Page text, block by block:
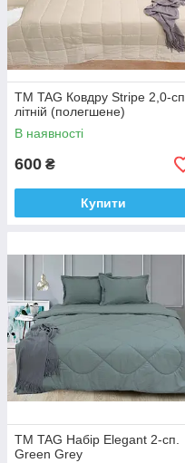
ТМ TAG Ковдру Stripe 2,0-сп.
літній (полегшене)
В наявності
600 ₴
Купити
ТМ TAG Набір Elegant 2-сп.
Green Grey